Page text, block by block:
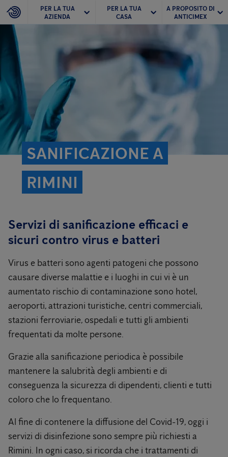
PER LA TUA
AZIENDA
PER LA TUA
CASA
A PROPOSITO DI
ANTICIMEX
SANIFICAZIONE A
RIMINI
Servizi di sanificazione efficaci e
sicuri contro virus e batteri
Virus e batteri sono agenti patogeni che possono
causare diverse malattie e i luoghi in cui vi è un
aumentato rischio di contaminazione sono hotel,
aeroporti, attrazioni turistiche, centri commerciali,
stazioni ferroviarie, ospedali e tutti gli ambienti
frequentati da molte persone.
Grazie alla sanificazione periodica è possibile
mantenere la salubrità degli ambienti e di
conseguenza la sicurezza di dipendenti, clienti e tutti
coloro che lo frequentano.
Al fine di contenere la diffusione del Covid-19, oggi i
servizi di disinfezione sono sempre più richiesti a
Rimini. In ogni caso, si ricorda che i trattamenti di